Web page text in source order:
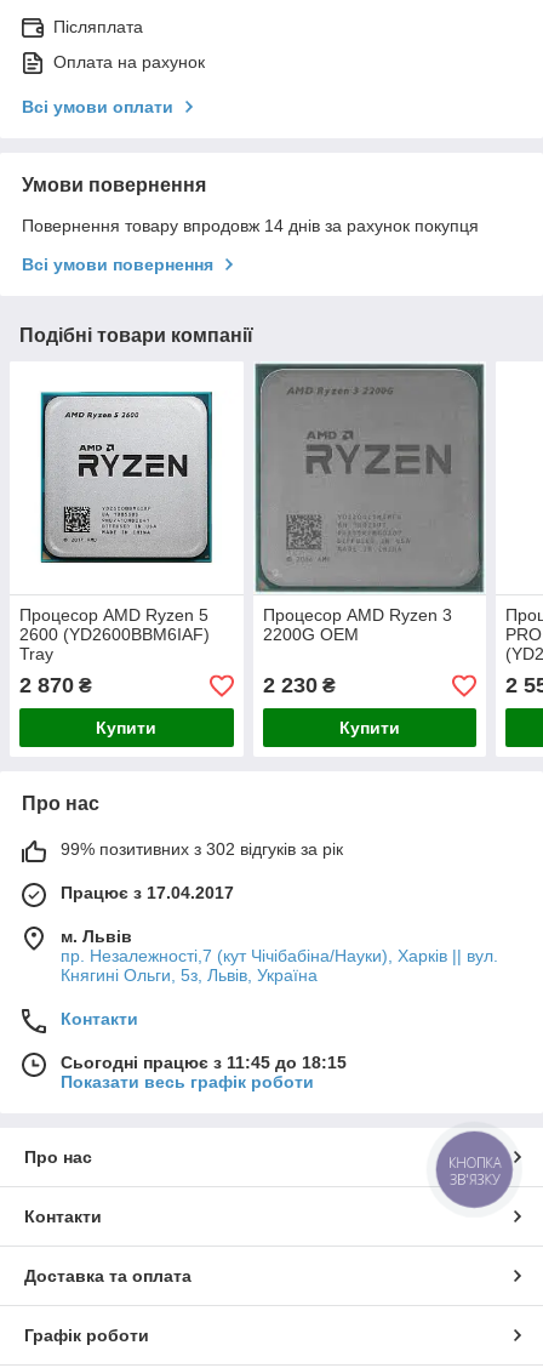
Післяплата
Оплата на рахунок
Всі умови оплати
Умови повернення
Повернення товару впродовж 14 днів за рахунок покупця
Всі умови повернення
Подібні товари компанії
Процесор AMD Ryzen 5
2600 (YD2600BBM6IAF)
Tray
2 870 ₴
Купити
Процесор AMD Ryzen 3
2200G OEM
2 230₴
Купити
2
Про нас
99% позитивних з 302 відгуків за рік
Працює з 17.04.2017
м. Львів
пр. Незалежності,7 (кут Чічібабіна/Науки), Харків || вул.
Княгині Ольги, 5з, Львів, Україна
Контакти
Сьогодні працює з 11:45 до 18:15
Показати весь графік роботи
Про нас
Контакти
Доставка та оплата
Графік роботи
КНОПКА
ЗВ'ЯЗКУ